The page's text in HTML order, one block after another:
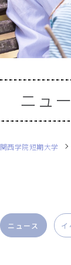
ニュ
関西学院短期大学
ニュース イ